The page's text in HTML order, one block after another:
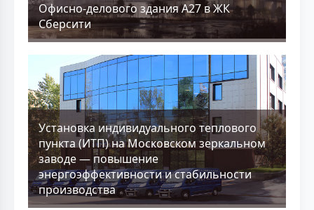
Офисно-делового здания А27 в ЖК
Сберсити
Установка индивидуального теплового
пункта (ИТП) на Московском зеркальном
заводе — повышение
энергоэффективности и стабильности
производства